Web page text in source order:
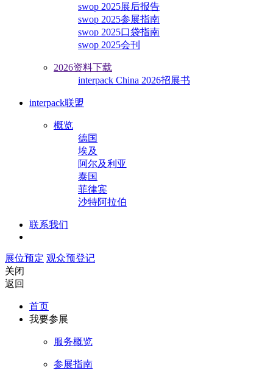
swop 2025展后报告
swop 2025参展指南
swop 2025口袋指南
swop 2025会刊
2026资料下载
interpack China 2026招展书
interpack联盟
概览
德国
埃及
阿尔及利亚
泰国
菲律宾
沙特阿拉伯
联系我们
展位预定 观众预登记
关闭
返回
首页
我要参展
服务概览
参展指南